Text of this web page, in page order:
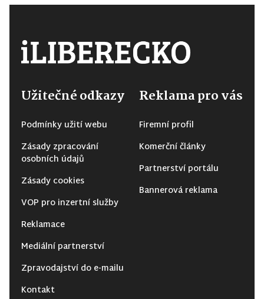
Užitečné odkazy
Podmínky užití webu
Zásady zpracování
osobních údajů
Zásady cookies
VOP pro inzertní služby
Reklamace
Mediální partnerství
Zpravodajství do e-mailu
Kontakt
Reklama pro vás
Firemní profil
Komerční články
Partnerství portálu
Bannerová reklama